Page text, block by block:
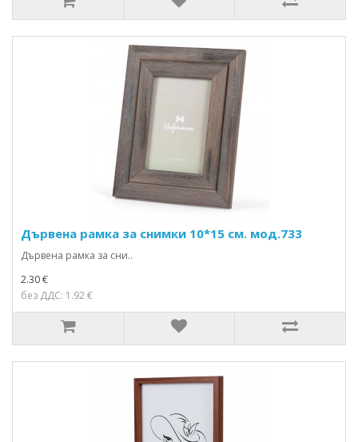
Дървена рамка за снимки 10*15 см. мод.733
Дървена рамка за сни..
2.30 €
без ДДС: 1.92 €